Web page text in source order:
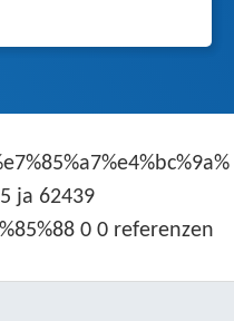
ja 62439
0 0 referenzen